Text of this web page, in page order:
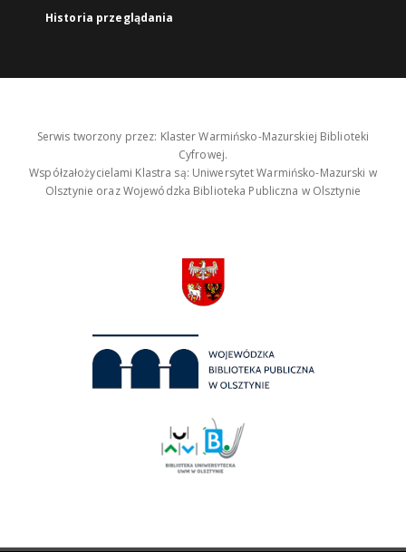
Historia przeglądania
Serwis tworzony przez: Klaster Warmińsko-Mazurskiej Biblioteki
Cyfrowej.
Współzałożycielami Klastra są: Uniwersytet Warmińsko-Mazurski w
Olsztynie oraz Wojewódzka Biblioteka Publiczna w Olsztynie